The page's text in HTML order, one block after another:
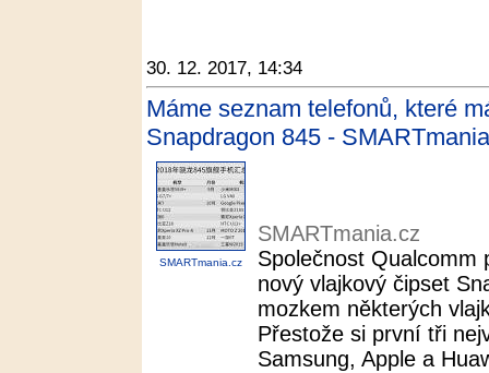
30. 12. 2017, 14:34
Máme seznam telefonů, které
Snapdragon 845 -
SMARTmania.cz
SMARTmania.cz
Společnost Qualcomm
nový vlajkový čipset
mozkem některých
Přestože si první tři
Samsung, Apple a